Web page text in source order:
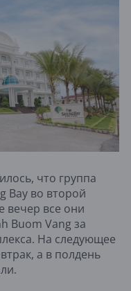
что группа
Bay во второй
вечер все они
Buom Vang за
На следующее
а в полдень